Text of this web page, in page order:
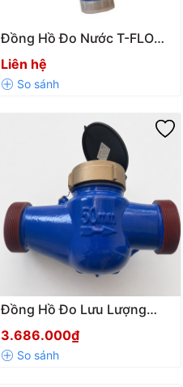
Đồng Hồ Đo Nước T-FLOW
Model TFM Đa Tia Vỏ Đồng
DN20 – DN50 Malaysia
Liên hệ
Đồng Hồ Đo Lưu Lượng
Nước Sạch FLOWTECH
LXSG-50 DN50 Malaysia
Chính Hãng
3.686.000₫